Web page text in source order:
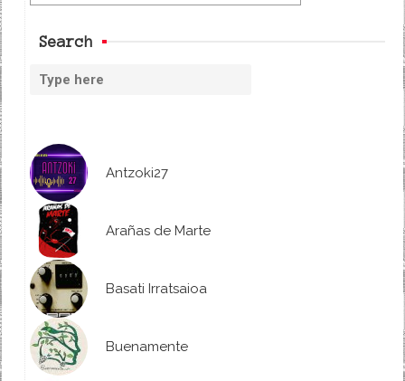
Search
Antzoki27
Arañas de Marte
Basati Irratsaioa
Buenamente